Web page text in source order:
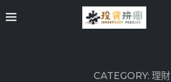
CATEGORY: 理財